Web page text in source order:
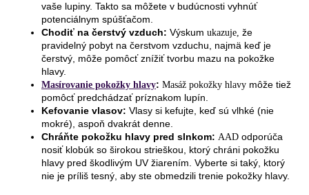
vaše lupiny. Takto sa môžete v budúcnosti vyhnúť
potenciálnym spúšťačom.
Chodiť na čerstvý vzduch: Výskum ukazuje, že
pravidelný pobyt na čerstvom vzduchu, najmä keď je
čerstvý, môže pomôcť znížiť tvorbu mazu na pokožke
hlavy.
Masírovanie pokožky hlavy: Masáž pokožky hlavy môže tiež
pomôcť predchádzať príznakom lupín.
Kefovanie vlasov: Vlasy si kefujte, keď sú vlhké (nie
mokré), aspoň dvakrát denne.
Chráňte pokožku hlavy pred slnkom: AAD odporúča
nosiť klobúk so širokou strieškou, ktorý chráni pokožku
hlavy pred škodlivým UV žiarením. Vyberte si taký, ktorý
nie je príliš tesný, aby ste obmedzili trenie pokožky hlavy.